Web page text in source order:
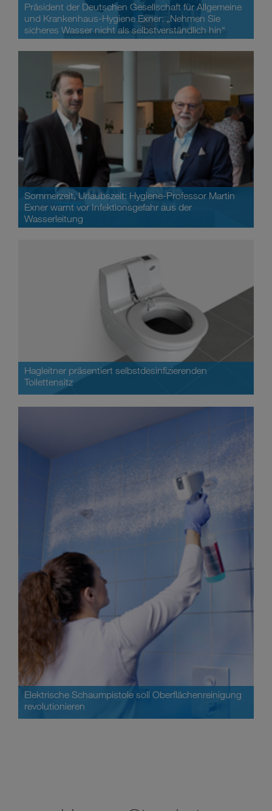
Präsident der Deutschen Gesellschaft für Allgemeine
und Krankenhaus-Hygiene Exner: „Nehmen Sie
sicheres Wasser nicht als selbstverständlich hin“
Sommerzeit, Urlaubszeit: Hygiene-Professor Martin
Exner warnt vor Infektionsgefahr aus der
Wasserleitung
Hagleitner präsentiert selbstdesinfizierenden
Toilettensitz
Elektrische Schaumpistole soll Oberflächenreinigung
revolutionieren